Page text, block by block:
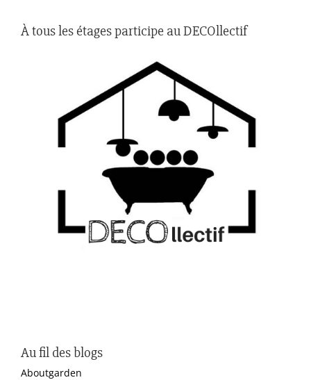
À tous les étages participe au DECOllectif
Au fil des blogs
Aboutgarden